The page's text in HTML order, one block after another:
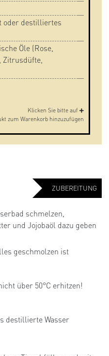
oder destilliertes
Öle (Rose,
Zitrusdüfte,
Klicken Sie bitte auf
zum Warenkorb hinzuzufügen
ZUBEREITUNG
schmelzen,
und Jojobaöl dazu geben
geschmolzen ist
über 50°C erhitzen!
destillierte Wasser